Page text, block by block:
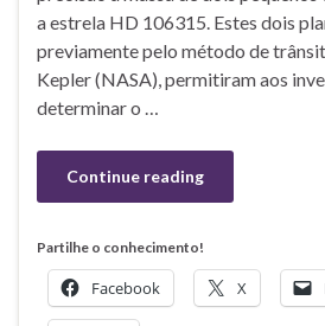
a estrela HD 106315. Estes dois
previamente pelo método de
Kepler (NASA), permitiram aos
determinar o …
Continue reading
Partilhe o conhecimento!
Facebook X